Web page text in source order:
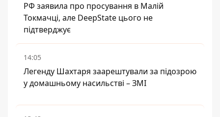
РФ заявила про просування в Малій
Токмачці, але DeepState цього не
підтверджує
14:05
Легенду Шахтаря заарештували за підозрою
у домашньому насильстві – ЗМІ